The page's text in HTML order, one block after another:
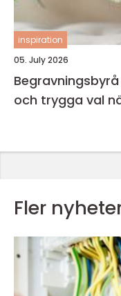
inspiration
05. July 2026
Begravningsbyrå
och trygga val
Fler